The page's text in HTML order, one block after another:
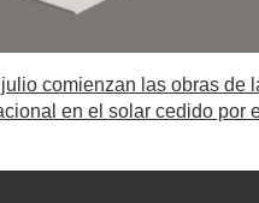
comienzan las obras de
en el solar cedido por